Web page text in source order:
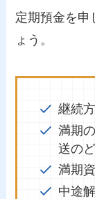
定期預金を申
ょう。
継続
満期
送の
満期
中途